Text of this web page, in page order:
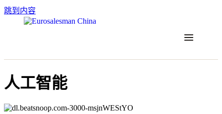
跳到内容
人工智能